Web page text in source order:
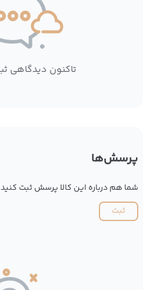
تاکنون دیدگاهی
پرسش‌ها
شما هم درباره این کالا پرسش ثبت کنید
ثبت